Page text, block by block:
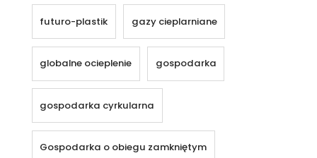
futuro-plastik gazy cieplarniane
globalne ocieplenie gospodarka
gospodarka cyrkularna
Gospodarka o obiegu zamkniętym